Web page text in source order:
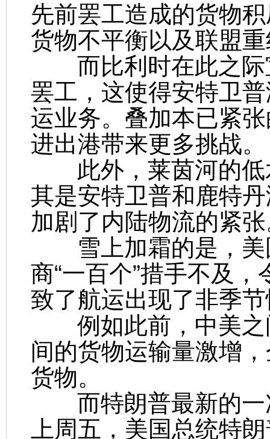
先前罢工造成的货物
货物不平衡以及联盟
而比利时在此之际
罢工，这使得安特卫
运业务。叠加本已紧
进出港带来更多挑战。
此外，莱茵河的低
其是安特卫普和鹿特
加剧了内陆物流的紧
雪上加霜的是，美
商“一百个”措手不及
致了航运出现了非季
例如此前，中美之
间的货物运输量激增
货物。
而特朗普最新的一
上周五，美国总统特